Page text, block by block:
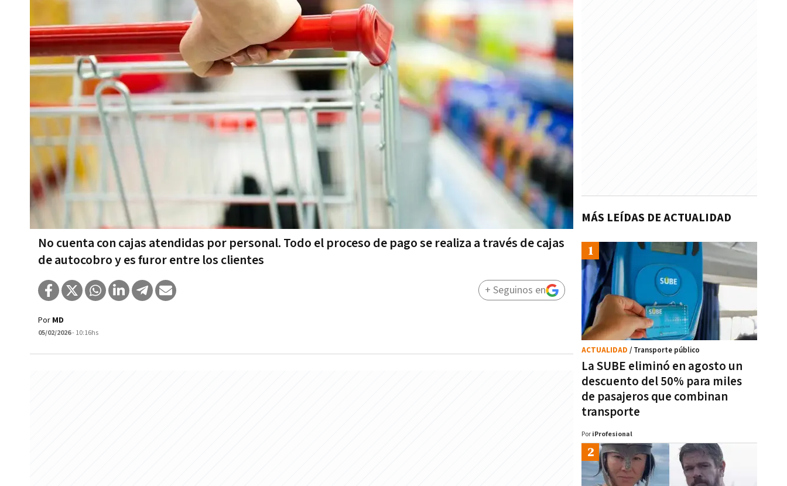
No cuenta con cajas atendidas por personal. Todo el proceso de pago se realiza a través de cajas
de autocobro y es furor entre los clientes
Por MD
05/02/2026- 10:16hs
+ Seguinos en
MÁS LEÍDAS DE ACTUALIDAD
La SUBE eliminó en agosto un
descuento del 50% para miles
de pasajeros que combinan
transporte
ACTUALIDAD / Transporte público
Por iProfesional